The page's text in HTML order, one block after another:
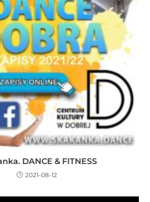
DANCE & FITNESS
2021-08-12